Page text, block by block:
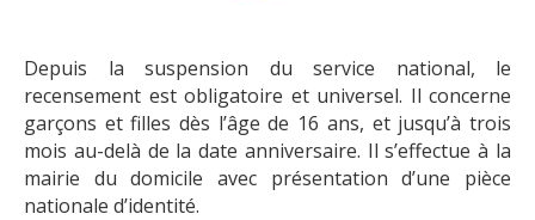
Depuis la suspension du service national, le
recensement est obligatoire et universel. Il concerne
garçons et filles dès l’âge de 16 ans, et jusqu’à trois
mois au-delà de la date anniversaire. Il s’effectue à la
mairie du domicile avec présentation d’une pièce
nationale d’identité.